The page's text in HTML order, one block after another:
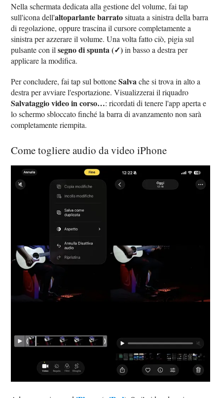
Nella schermata dedicata alla gestione del volume, fai tap
sull'icona dell'altoparlante barratosituata a sinistra della barra
di regolazione, oppure trascina il cursore completamente a
sinistra per azzerare il volume. Una volta fatto ciò, pigia sul
pulsante con ilsegno di spunta (✓)in basso a destra per
applicare la modifica.
Per concludere, fai tap sul bottoneSalvache si trova in alto a
destra per avviare l'esportazione. Visualizzerai il riquadro
Salvataggio video in corso…: ricordati di tenere l'app aperta e
lo schermo sbloccato finché la barra di avanzamento non sarà
completamente riempita.
Come togliere audio da video iPhone